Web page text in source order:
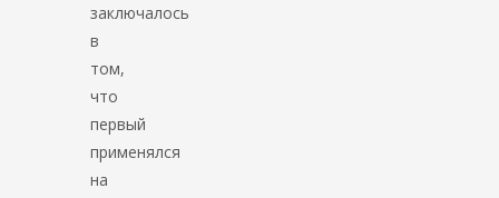
заключалось
в
том,
что
первый
применялся
на